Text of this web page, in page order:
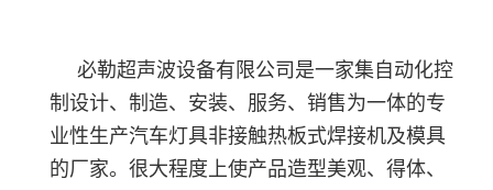
必勒超声波设备有限公司是一家集自动化控
制设计、制造、安装、服务、销售为一体的专
业性生产汽车灯具非接触热板式焊接机及模具
的厂家。很大程度上使产品造型美观、得体、